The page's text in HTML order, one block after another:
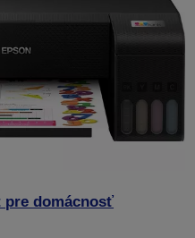
pre domácnosť